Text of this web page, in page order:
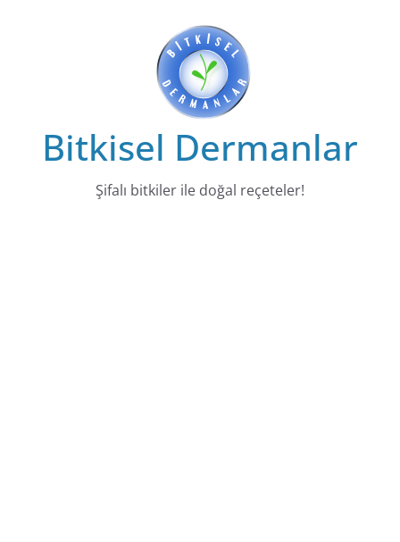
Bitkisel Dermanlar
Şifalı bitkiler ile doğal reçeteler!